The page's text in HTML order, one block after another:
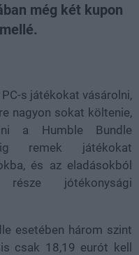
még két kupon
s játékokat vásárolni,
nagyon sokat költenie,
a Humble Bundle
remek játékokat
és az eladásokból
jótékonysági
esetében három szint
csak 18,19 eurót kell